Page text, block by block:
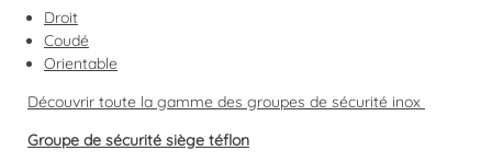
Droit
Coudé
Orientable
Découvrir toute la gamme des groupes de sécurité inox
Groupe de sécurité siège téflon